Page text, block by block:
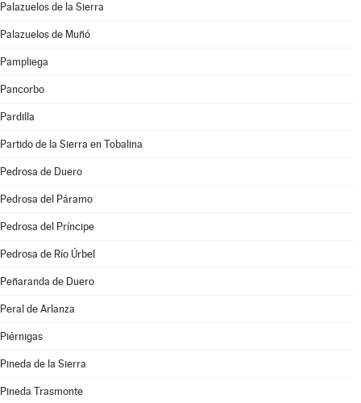
Palazuelos de la Sierra
Palazuelos de Muñó
Pampliega
Pancorbo
Pardilla
Partido de la Sierra en Tobalina
Pedrosa de Duero
Pedrosa del Páramo
Pedrosa del Príncipe
Pedrosa de Río Úrbel
Peñaranda de Duero
Peral de Arlanza
Piérnigas
Pineda de la Sierra
Pineda Trasmonte